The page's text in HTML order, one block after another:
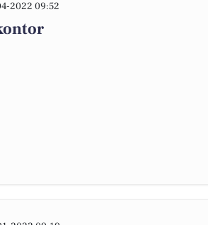
2022 09:52